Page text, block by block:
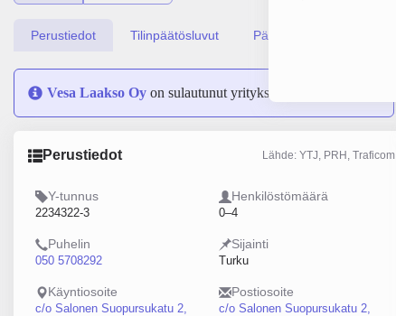
Perustiedot Tilinpäätösluvut Päättäjätiedot
Vesa Laakso Oy on sulautunut yritykseen Katakapital Oy
Perustiedot Lähde: YTJ, PRH, Traficom
Y-tunnus
2234322-3
Henkilöstömäärä
0–4
Puhelin
050 5708292
Sijainti
Turku
Käyntiosoite
c/o Salonen Suopursukatu 2,
Postiosoite
c/o Salonen Suopursukatu 2,